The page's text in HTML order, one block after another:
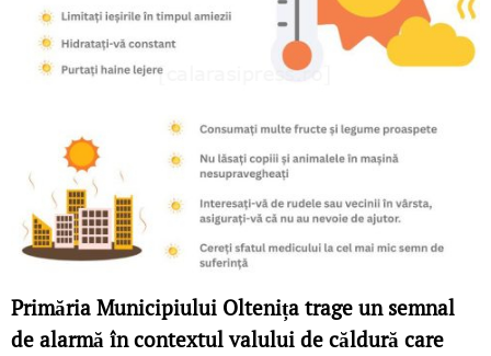
Primăria Municipiului Oltenița trage un semnal
de alarmă în contextul valului de căldură care